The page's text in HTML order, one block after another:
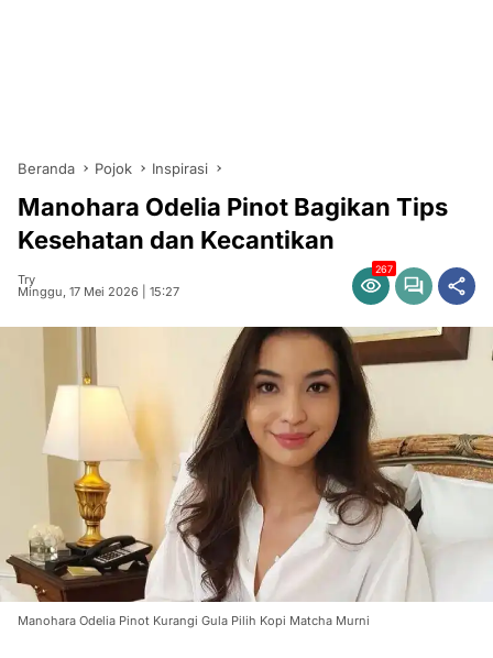
Beranda Pojok Inspirasi
Manohara Odelia Pinot Bagikan Tips
Kesehatan dan Kecantikan
Try
Minggu, 17 Mei 2026 | 15:27
267
Manohara Odelia Pinot Kurangi Gula Pilih Kopi Matcha Murni